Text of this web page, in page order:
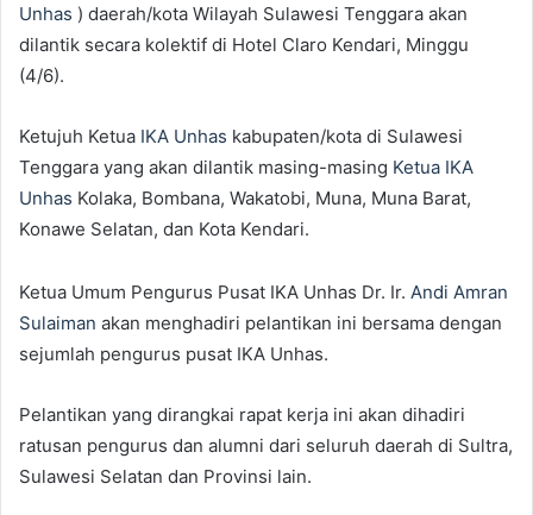
Unhas ) daerah/kota Wilayah Sulawesi Tenggara akan
dilantik secara kolektif di Hotel Claro Kendari, Minggu
(4/6).
Ketujuh Ketua IKA Unhas kabupaten/kota di Sulawesi
Tenggara yang akan dilantik masing-masing Ketua IKA
Unhas Kolaka, Bombana, Wakatobi, Muna, Muna Barat,
Konawe Selatan, dan Kota Kendari.
Ketua Umum Pengurus Pusat IKA Unhas Dr. Ir. Andi Amran
Sulaiman akan menghadiri pelantikan ini bersama dengan
sejumlah pengurus pusat IKA Unhas.
Pelantikan yang dirangkai rapat kerja ini akan dihadiri
ratusan pengurus dan alumni dari seluruh daerah di Sultra,
Sulawesi Selatan dan Provinsi lain.